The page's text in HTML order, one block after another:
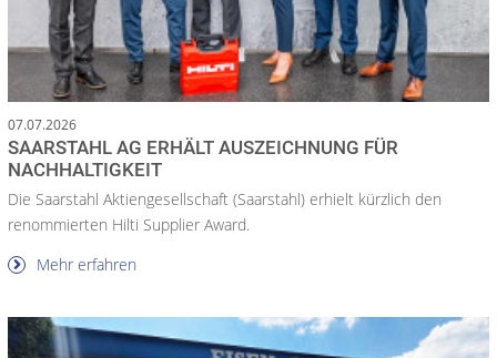
07.07.2026
SAARSTAHL AG ERHÄLT AUSZEICHNUNG FÜR
NACHHALTIGKEIT
Die Saarstahl Aktiengesellschaft (Saarstahl) erhielt kürzlich den
renommierten Hilti Supplier Award.
Mehr erfahren